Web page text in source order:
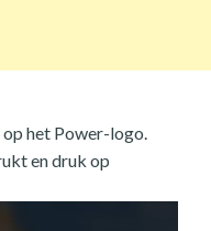
het Power-logo.
en druk op